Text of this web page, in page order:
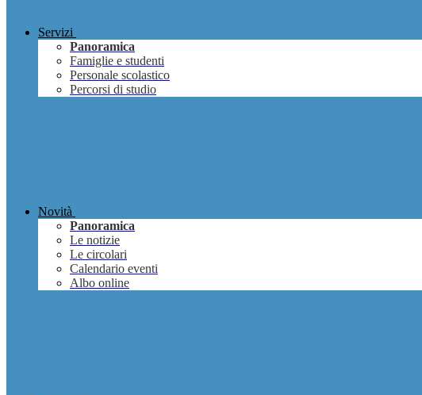
Servizi
Panoramica
Famiglie e studenti
Personale scolastico
Percorsi di studio
Novità
Panoramica
Le notizie
Le circolari
Calendario eventi
Albo online